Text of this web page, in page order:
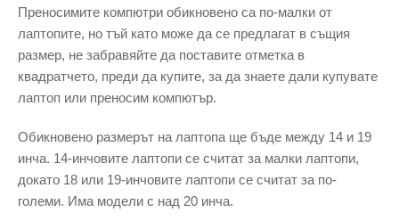
Преносимите компютри обикновено са по-малки от
лаптопите, но тъй като може да се предлагат в същия
размер, не забравяйте да поставите отметка в
квадратчето, преди да купите, за да знаете дали купувате
лаптоп или преносим компютър.
Обикновено размерът на лаптопа ще бъде между 14 и 19
инча. 14-инчовите лаптопи се считат за малки лаптопи,
докато 18 или 19-инчовите лаптопи се считат за по-
големи. Има модели с над 20 инча.